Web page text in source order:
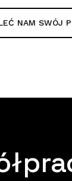
NAM SWÓJ